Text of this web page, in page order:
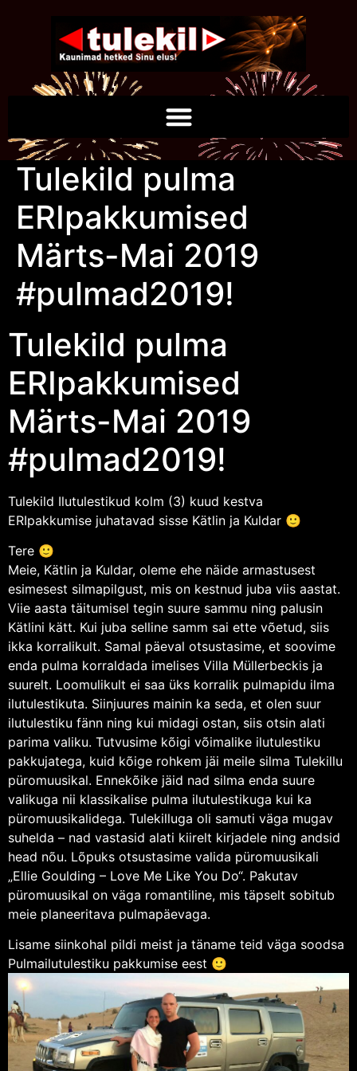
Tulekild pulma
ERIpakkumised
Märts-Mai 2019
#pulmad2019!
Tulekild pulma
ERIpakkumised
Märts-Mai 2019
#pulmad2019!
Tulekild Ilutulestikud kolm (3) kuud kestva
ERIpakkumise juhatavad sisse Kätlin ja Kuldar 🙂
Tere 🙂
Meie, Kätlin ja Kuldar, oleme ehe näide armastusest
esimesest silmapilgust, mis on kestnud juba viis aastat.
Viie aasta täitumisel tegin suure sammu ning palusin
Kätlini kätt. Kui juba selline samm sai ette võetud, siis
ikka korralikult. Samal päeval otsustasime, et soovime
enda pulma korraldada imelises Villa Müllerbeckis ja
suurelt. Loomulikult ei saa üks korralik pulmapidu ilma
ilutulestikuta. Siinjuures mainin ka seda, et olen suur
ilutulestiku fänn ning kui midagi ostan, siis otsin alati
parima valiku. Tutvusime kõigi võimalike ilutulestiku
pakkujatega, kuid kõige rohkem jäi meile silma Tulekillu
püromuusikal. Ennekõike jäid nad silma enda suure
valikuga nii klassikalise pulma ilutulestikuga kui ka
püromuusikalidega. Tulekilluga oli samuti väga mugav
suhelda – nad vastasid alati kiirelt kirjadele ning andsid
head nõu. Lõpuks otsustasime valida püromuusikali
„Ellie Goulding – Love Me Like You Do“. Pakutav
püromuusikal on väga romantiline, mis täpselt sobitub
meie planeeritava pulmapäevaga.
Lisame siinkohal pildi meist ja täname teid väga soodsa
Pulmailutulestiku pakkumise eest 🙂